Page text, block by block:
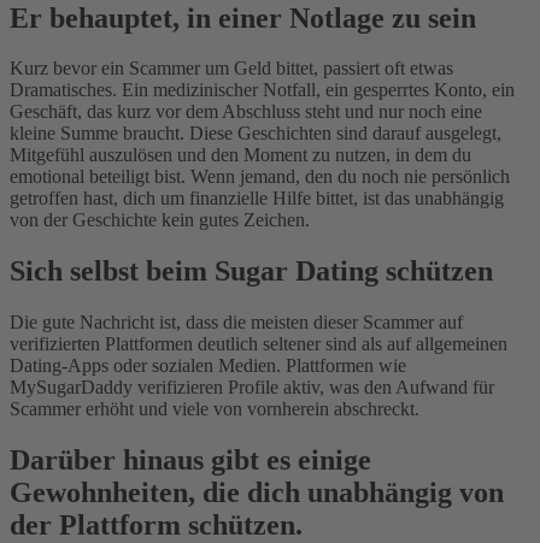
Er behauptet, in einer Notlage zu sein
Kurz bevor ein Scammer um Geld bittet, passiert oft etwas
Dramatisches. Ein medizinischer Notfall, ein gesperrtes Konto, ein
Geschäft, das kurz vor dem Abschluss steht und nur noch eine
kleine Summe braucht. Diese Geschichten sind darauf ausgelegt,
Mitgefühl auszulösen und den Moment zu nutzen, in dem du
emotional beteiligt bist. Wenn jemand, den du noch nie persönlich
getroffen hast, dich um finanzielle Hilfe bittet, ist das unabhängig
von der Geschichte kein gutes Zeichen.
Sich selbst beim Sugar Dating schützen
Die gute Nachricht ist, dass die meisten dieser Scammer auf
verifizierten Plattformen deutlich seltener sind als auf allgemeinen
Dating-Apps oder sozialen Medien. Plattformen wie
MySugarDaddy verifizieren Profile aktiv, was den Aufwand für
Scammer erhöht und viele von vornherein abschreckt.
Darüber hinaus gibt es einige
Gewohnheiten, die dich unabhängig von
der Plattform schützen.